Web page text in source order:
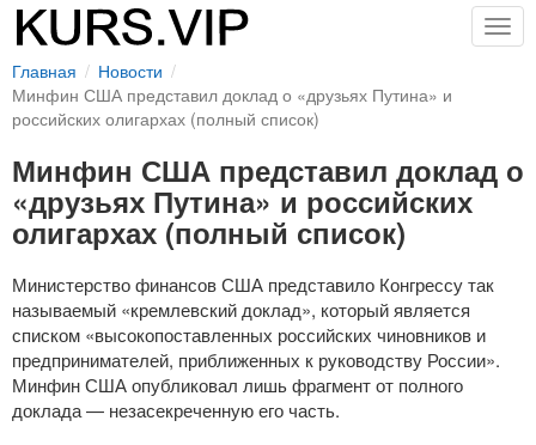
Главная
Новости
Минфин США представил доклад о «друзьях Путина» и
российских олигархах (полный список)
Минфин США представил доклад о
«друзьях Путина» и российских
олигархах (полный список)
Министерство финансов США представило Конгрессу так
называемый «кремлевский доклад», который является
списком «высокопоставленных российских чиновников и
предпринимателей, приближенных к руководству России».
Минфин США опубликовал лишь фрагмент от полного
доклада — незасекреченную его часть.